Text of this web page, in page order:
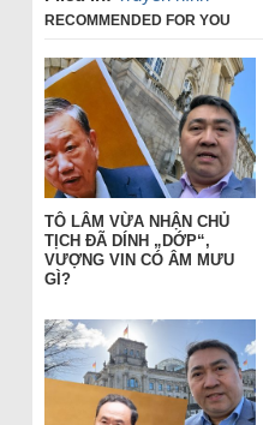
RECOMMENDED FOR YOU
TÔ LÂM VỪA NHẬN CHỦ
TỊCH ĐÃ DÍNH „DỚP“,
VƯỢNG VIN CÓ ÂM MƯU
GÌ?